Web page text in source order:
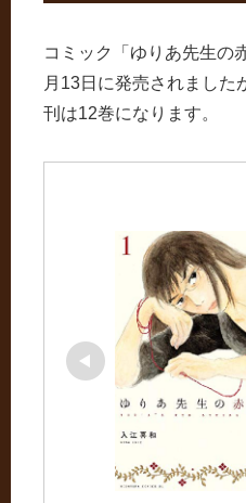
コミック「ゆりあ先生の
月13日に発売されました
刊は12巻になります。